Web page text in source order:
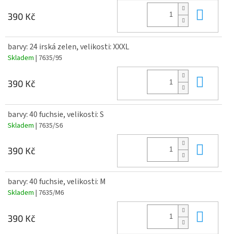
390 Kč
barvy: 24 irská zelen, velikosti: XXXL
Skladem | 7635/95
390 Kč
barvy: 40 fuchsie, velikosti: S
Skladem | 7635/S6
390 Kč
barvy: 40 fuchsie, velikosti: M
Skladem | 7635/M6
390 Kč